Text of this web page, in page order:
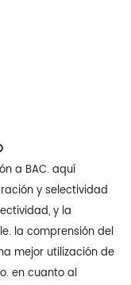
a BAC. aquí
y selectividad
y la
la comprensión del
mejor utilización de
en cuanto al